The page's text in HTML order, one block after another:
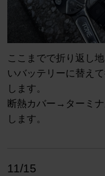
ここまでで折り返し
いバッテリーに替え
します。
断熱カバー→ターミ
します。
11/15